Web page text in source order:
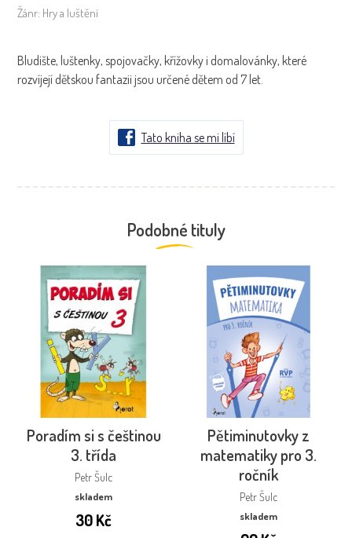
Žánr: Hry a luštění
Bludište, luštenky, spojovačky, křížovky i domalovánky, které
rozvíjejí dětskou fantazii jsou určené dětem od 7 let.
Tato kniha se mi líbí
Podobné tituly
Poradím si s češtinou
3. třída
Petr Šulc
skladem
30Kč
Pětiminutovky z
matematiky pro 3.
ročník
Petr Šulc
skladem